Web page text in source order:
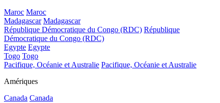
Maroc Maroc
Madagascar Madagascar
République Démocratique du Congo (RDC) République
Démocratique du Congo (RDC)
Egypte Egypte
Togo Togo
Pacifique, Océanie et Australie Pacifique, Océanie et Australie
Amériques
Canada Canada